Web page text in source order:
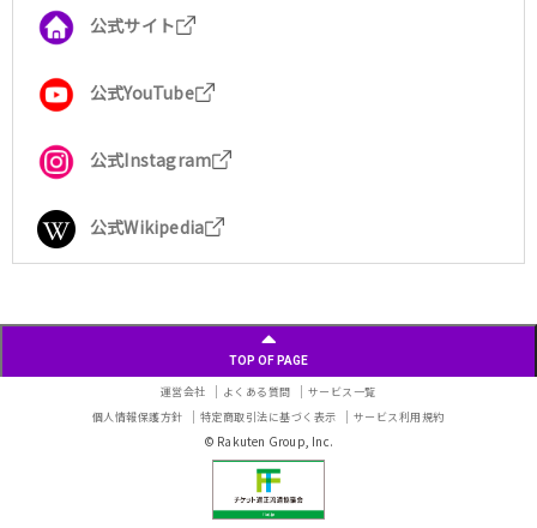
公式サイト
公式YouTube
公式Instagram
公式Wikipedia
TOP OF PAGE
運営会社 よくある質問
サービス一覧
個人情報保護方針
特定商取引法に基づく表示 サービス利用規約
© Rakuten Group, Inc.